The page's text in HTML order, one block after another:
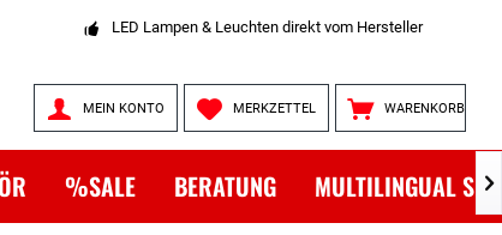
LED Lampen & Leuchten direkt vom Hersteller
WARENKORB
MERKZETTEL
MEIN KONTO
%SALE BERATUNG MULTILINGUAL 